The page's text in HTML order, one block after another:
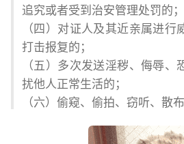
追究或者受到治安管理处罚的；
（四）对证人及其近亲属进
打击报复的；
（五）多次发送淫秽、侮辱
扰他人正常生活的；
（六）偷窥、偷拍、窃听、散